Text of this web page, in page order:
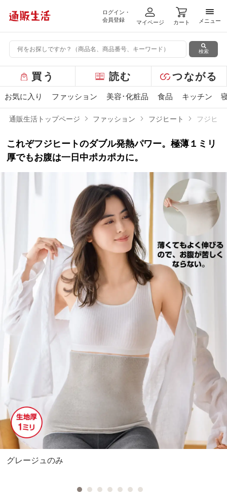
ログイン・
会員登録
マイページ カート
メニ
メニュー
検索
ー
バ
ュ
ー
買う 読む つながる
お気に入り ファッション 美容･化粧品 食品 キッチン
通販生活トップページ ファッション フジヒート フジヒ
これぞフジヒートのダブル発熱パワー。極薄１ミリ
厚でもお腹は一日中ポカポカに。
グレージュのみ